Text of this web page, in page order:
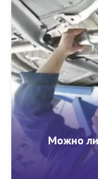
Можно